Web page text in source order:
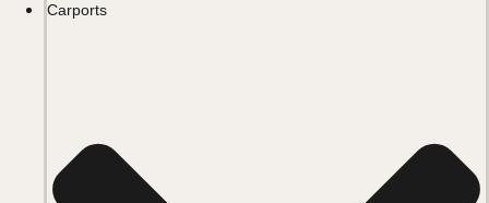
Carports